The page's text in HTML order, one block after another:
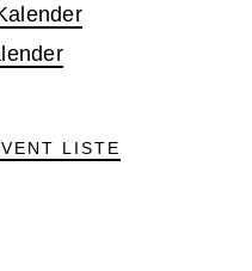
LISTE